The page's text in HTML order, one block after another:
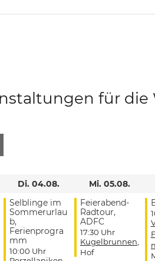
für die
Di. 04.08.
Selblinge im
Sommerurlau
b,
Ferienprogra
mm
10:00 Uhr
Mi. 05.08.
Feierabend-
Radtour,
ADFC
17:30 Uhr
Kugelbrunnen
Hof